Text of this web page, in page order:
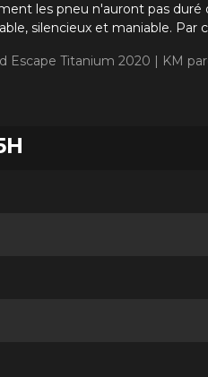
les pneu n'auront pas
silencieux et maniable.
Escape Titanium 2020 | KM